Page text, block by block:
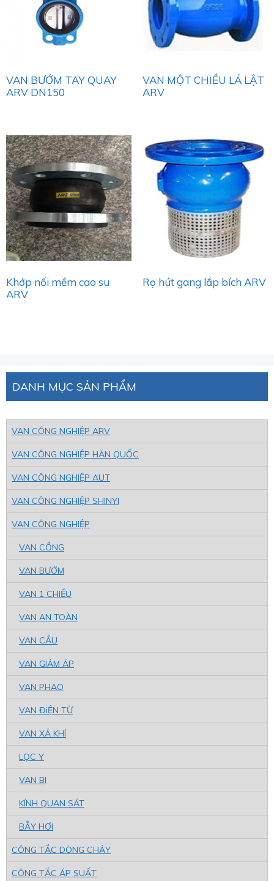
VAN BƯỚM TAY QUAY
ARV DN150
VAN MỘT CHIỀU LÁ LẬT
ARV
Khớp nối mềm cao su
ARV
Rọ hút gang lắp bích ARV
DANH MỤC SẢN PHẨM
VAN CÔNG NGHIỆP ARV
VAN CÔNG NGHIỆP HÀN QUỐC
VAN CÔNG NGHIỆP AUT
VAN CÔNG NGHIỆP SHINYI
VAN CÔNG NGHIỆP
VAN CỔNG
VAN BƯỚM
VAN 1 CHIỀU
VAN AN TOÀN
VAN CẦU
VAN GIẢM ÁP
VAN PHAO
VAN ĐiỆN TỪ
VAN XẢ KHÍ
LỌC Y
VAN BI
KÍNH QUAN SÁT
BẪY HƠI
CÔNG TẮC DÒNG CHẢY
CÔNG TẮC ÁP SUẤT